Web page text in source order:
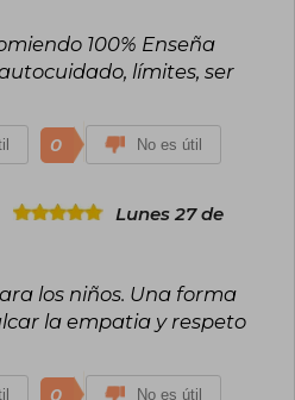
100% Enseña
límites, ser
0 No es útil
Lunes 27 de
los niños. Una forma
la empatia y respeto
0 No es útil